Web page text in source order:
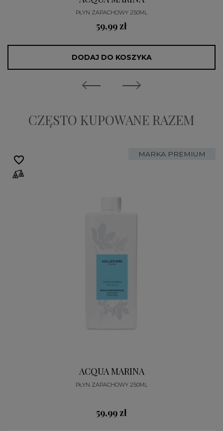
PŁYN ZAPACHOWY 250ML
59,99 zł
DODAJ DO KOSZYKA
CZĘSTO KUPOWANE RAZEM
MARKA PREMIUM
ACQUA MARINA
PŁYN ZAPACHOWY 250ML
59,99 zł
favorite_border